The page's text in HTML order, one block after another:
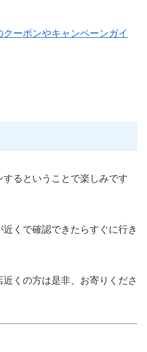
ーポンやキャンペーンガイ
るということで楽しみです
くで確認できたらすぐに行き
くの方は是非、お寄りくださ